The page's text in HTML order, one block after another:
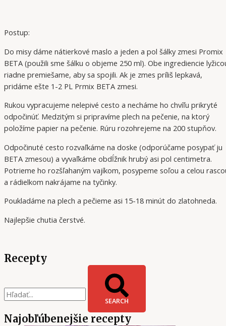
Postup:
Do misy dáme nátierkové maslo a jeden a pol šálky zmesi Promix
BETA (použili sme šálku o objeme 250 ml). Obe ingrediencie
riadne premiešame, aby sa spojili. Ak je zmes príliš lepkavá,
pridáme ešte 1-2 PL Prmix BETA zmesi.
Rukou vypracujeme nelepivé cesto a necháme ho chvíľu prikryté
odpočinúť. Medzitým si pripravíme plech na pečenie, na ktorý
položíme papier na pečenie. Rúru rozohrejeme na 200 stupňov.
Odpočinuté cesto rozvaľkáme na doske (odporúčame posypať ju
BETA zmesou) a vyvaľkáme obdĺžnik hrubý asi pol centimetra.
Potrieme ho rozšľahaným vajíkom, posypeme soľou a celou
a rádielkom nakrájame na tyčinky.
Poukladáme na plech a pečieme asi 15-18 minút do zlatohneda.
Najlepšie chutia čerstvé.
Recepty
SEARCH
Najobľúbenejšie recepty